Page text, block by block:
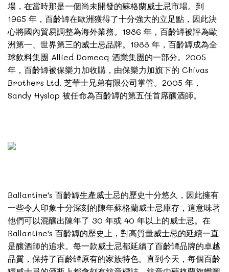
場，在當時那是一個尚未開發的蘇格蘭威士忌市場。到
1965 年，百齡罈在歐洲獲得了十分強大的立足點，因此決
心將國內貿易調整為海外業務。1986 年，百齡罈被評為歐
洲第一、世界第三的威士忌品牌。1988 年，百齡罈成為全
球飲料集團 Allied Domecq 酒業集團的一部分。2005
年，百齡罈被保樂力加收購，由保樂力加旗下的 Chivas
Brothers Ltd. 芝華士兄弟有限公司掌管。2005 年，
Sandy Hyslop 被任命為百齡罈的第五任首席釀酒師。
Ballantine's 百齡罈生產威士忌的歷史十分悠久，因此擁有
一些令人印象十分深刻的陳年蘇格蘭威士忌庫存，這意味著
他們可以混釀出陳年了 30 年或 40 年以上的威士忌。在
Ballantine's 百齡罈的歷史上，對高質量威士忌的延續一直
是釀酒師的追求。每一款威士忌都延續了百齡罈品牌的卓越
品質，保持了百齡罈原有的家族特色。直到今天，每個百齡